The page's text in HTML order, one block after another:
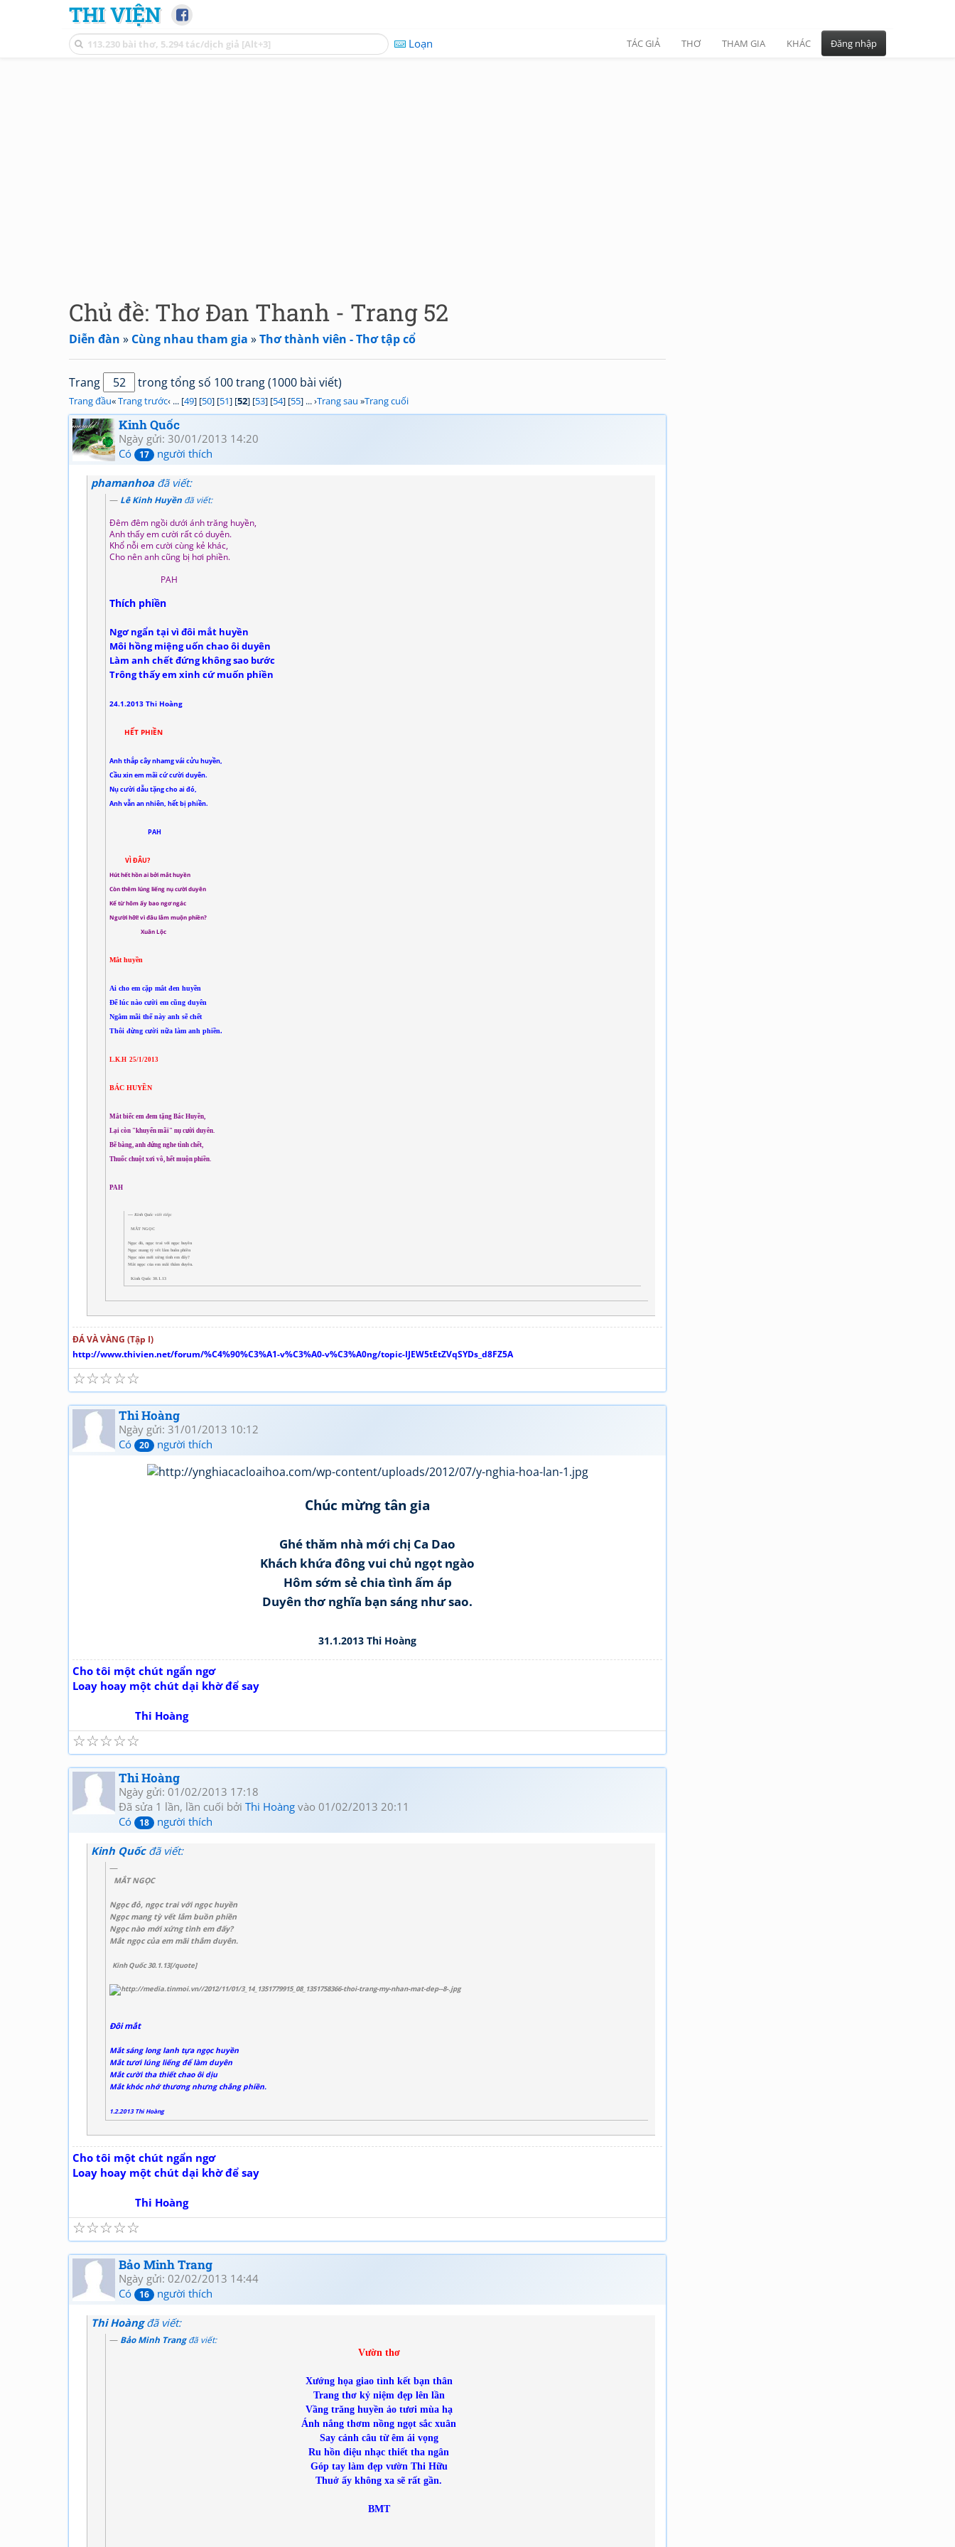
THI VIỆN
Loạn TÁC GIẢ THƠ THAM GIA KHÁC Đăng nhập
Chủ đề: Thơ Đan Thanh - Trang 52
Diễn đàn » Cùng nhau tham gia »Thơ thành viên - Thơ tập cổ
Trang trong tổng số 100 trang (1000 bài viết)
Trang đầu«Trang trước‹ ... [49] [50] [51] [52] [53] [54] [55] ... ›Trang sau »Trang cuối
Kinh Quốc
Ngày gửi: 30/01/2013 14:20
Có
17 người thích
phamanhoađã viết:
Lê Kinh Huyền đã viết:
Đêm đêm ngồi dưới ánh trăng huyền,
Anh thấy em cười rất có duyên.
Khổ nỗi em cười cùng kẻ khác,
Cho nên anh cũng bị hơi phiền.
PAH
Thích phiền
Ngơ ngẩn tại vì đôi mắt huyền
Môi hồng miệng uốn chao ôi duyên
Làm anh chết đứng không sao bước
Trông thấy em xinh cứ muốn phiền
24.1.2013 Thi Hoàng
HẾT PHIỀN
Anh thắp cây nhamg vái cửu huyền,
Cầu xin em mãi cứ cười duyên.
Nụ cười dẫu tặng cho ai đó,
Anh vẫn an nhiên, hết bị phiền.
PAH
VÌ ĐÂU?
Hút hết hồn ai bởi mắt huyền
Còn thêm lúng liếng nụ cười duyên
Kể từ hôm ấy bao ngơ ngác
Người hỡi! vì đâu lắm muộn phiền?
Xuân Lộc
Mắt huyền
Ai cho em cặp mắt đen huyền
Để lúc nào c­ười em cũng duyên
Ngắm mãi thế này anh sẽ chết
Thôi đừng c­ười nữa làm anh phiền.
L.K.H 25/1/2013
BÁC HUYỀN
Mắt biếc em đem tặng Bác Huyền,
Lại còn "khuyến mãi" nụ cười duyên.
Bẽ bàng, anh đứng nghe tình chết,
Thuốc chuột xơi vô, hết muộn phiền.
PAH
Kinh Quốc viết tiếp:
MẮT NGỌC
Ngọc đỏ, ngọc trai với ngọc huyền
Ngọc mang tỳ vết lắm buồn phiền
Ngọc nào mới xứng tình em đấy?
Mắt ngọc của em mãi thắm duyên.
Kinh Quốc 30.1.13
ĐÁ VÀ VÀNG (Tập I)
http://www.thivien.net/forum/%C4%90%C3%A1-v%C3%A0-v%C3%A0ng/topic-IJEW5tEtZVqSYDs_d8FZ5A
☆
☆
☆
☆
☆
Thi Hoàng
Ngày gửi: 31/01/2013 10:12
Có
20 người thích
Chúc mừng tân gia
Ghé thăm nhà mới chị Ca Dao
Khách khứa đông vui chủ ngọt ngào
Hôm sớm sẻ chia tình ấm áp
Duyên thơ nghĩa bạn sáng như sao.
31.1.2013 Thi Hoàng
Cho tôi một chút ngẩn ngơ
Loay hoay một chút dại khờ để say
Thi Hoàng
☆
☆
☆
☆
☆
Thi Hoàng
Ngày gửi: 01/02/2013 17:18
Đã sửa 1 lần, lần cuối bởi Thi Hoàng vào 01/02/2013 20:11
Có
18 người thích
Kinh Quốcđã viết:
MẮT NGỌC
Ngọc đỏ, ngọc trai với ngọc huyền
Ngọc mang tỳ vết lắm buồn phiền
Ngọc nào mới xứng tình em đấy?
Mắt ngọc của em mãi thắm duyên.
Kinh Quốc 30.1.13[/quote]
Đôi mắt
Mắt sáng long lanh tựa ngọc huyền
Mắt tươi lúng liếng để làm duyên
Mắt cười tha thiết chao ôi dịu
Mắt khóc nhớ thương nhưng chẳng phiền.
1.2.2013 Thi Hoàng
Cho tôi một chút ngẩn ngơ
Loay hoay một chút dại khờ để say
Thi Hoàng
☆
☆
☆
☆
☆
Bảo Minh Trang
Ngày gửi: 02/02/2013 14:44
Có
16 người thích
Thi Hoàngđã viết:
Bảo Minh Trangđã viết:
Vườn thơ
Xướng họa giao tình kết bạn thân
Trang thơ kỷ niệm đẹp lên lần
Vầng trăng huyền ảo tươi mùa hạ
Ánh nắng thơm nồng ngọt sắc xuân
Say cảnh câu từ êm ái vọng
Ru hồn điệu nhạc thiết tha ngân
Góp tay làm đẹp vườn Thi Hữu
Thuở ấy không xa sẽ rất gần.
BMT